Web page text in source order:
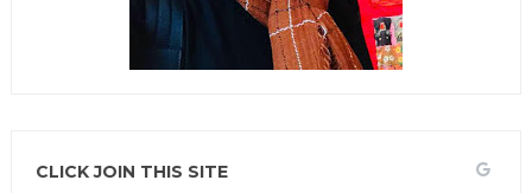
CLICK JOIN THIS SITE